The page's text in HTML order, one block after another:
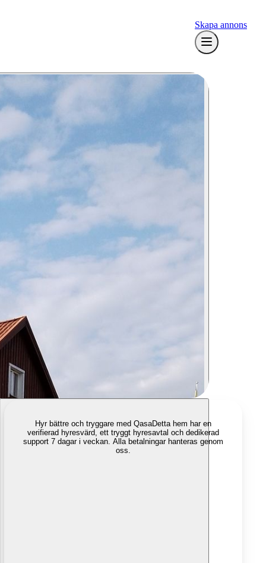
Skapa annons
Hyr bättre och tryggare med QasaDetta hem har en
verifierad hyresvärd, ett tryggt hyresavtal och dedikerad
support 7 dagar i veckan. Alla betalningar hanteras genom
oss.